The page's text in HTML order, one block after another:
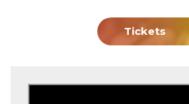
Tickets